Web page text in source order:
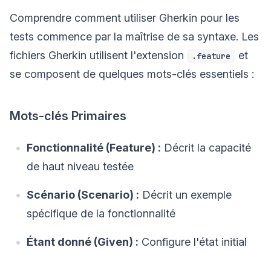
Comprendre comment utiliser Gherkin pour les
tests commence par la maîtrise de sa syntaxe. Les
fichiers Gherkin utilisent l'extension
.feature
et
se composent de quelques mots-clés essentiels :
Mots-clés Primaires
Fonctionnalité (Feature) : Décrit la capacité
de haut niveau testée
Scénario (Scenario) : Décrit un exemple
spécifique de la fonctionnalité
Étant donné (Given) : Configure l'état initial